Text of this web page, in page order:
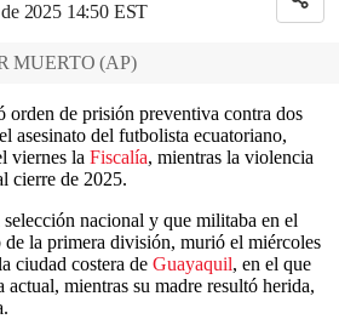
2025 14:50 EST
MUERTO (AP)
orden de prisión preventiva contra dos
asesinato del futbolista ecuatoriano,
viernes la Fiscalía, mientras la violencia
cierre de 2025.
nacional y que militaba en el
la primera división, murió el miércoles
ciudad costera de Guayaquil, en el que
mientras su madre resultó herida,